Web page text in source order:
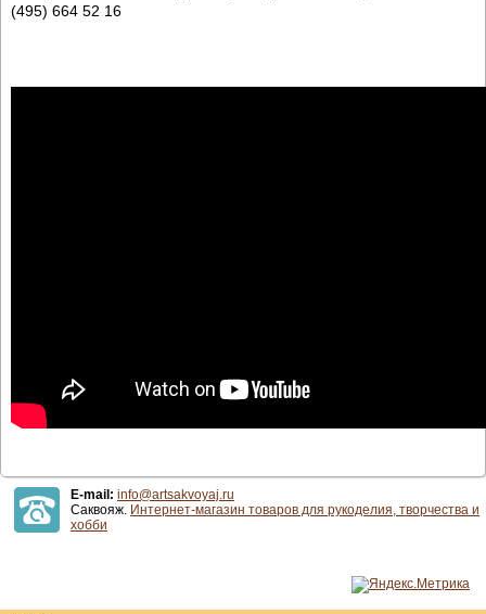
(495) 664 52 16
E-mail: info@artsakvoyaj.ru
Саквояж. Интернет-магазин товаров для рукоделия, творчества и
хобби